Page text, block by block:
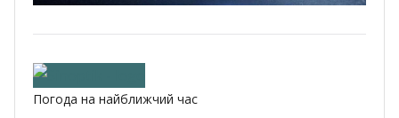
Погода на найближчий час